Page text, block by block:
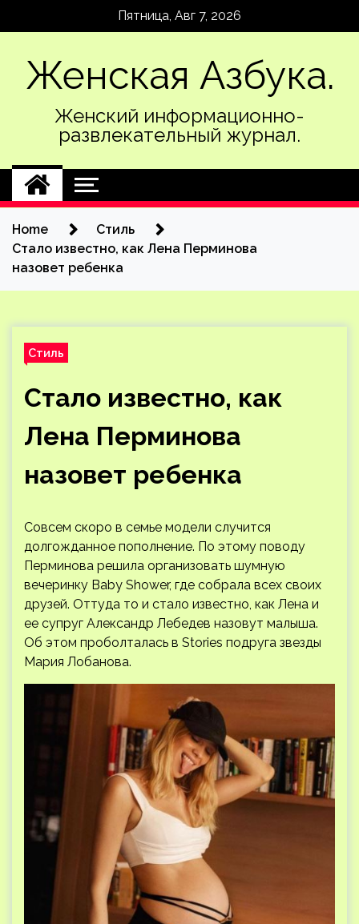
Пятница, Авг 7, 2026
Женская Азбука.
Женский информационно-
развлекательный журнал.
Home
Стиль
Стало известно, как Лена Перминова
назовет ребенка
Стиль
Стало известно, как
Лена Перминова
назовет ребенка
Совсем скоро в семье модели случится
долгожданное пополнение. По этому поводу
Перминова решила организовать шумную
вечеринку Baby Shower, где собрала всех своих
друзей. Оттуда то и стало известно, как Лена и
ее супруг Александр Лебедев назовут малыша.
Об этом проболталась в Stories подруга звезды
Мария Лобанова.